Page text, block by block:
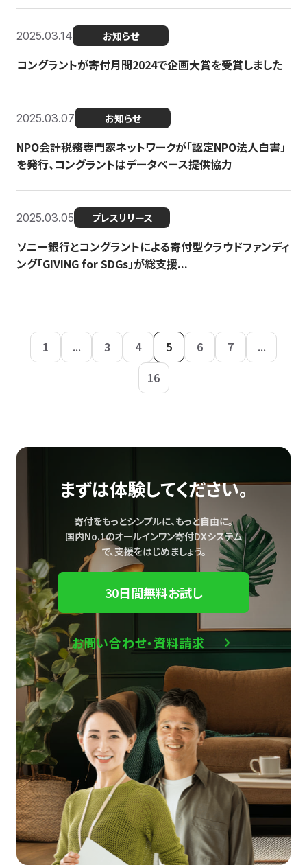
2025.03.14 お知らせ
コングラントが寄付月間2024で企画大賞を受賞しました
2025.03.07 お知らせ
NPO会計税務専門家ネットワークが「認定NPO法人白書」
を発行、コングラントはデータベース提供協力
2025.03.05 プレスリリース
ソニー銀行とコングラントによる寄付型クラウドファンディ
ング「GIVING for SDGs」が総支援...
1 ... 3 4 5 6 7
...
16
まずは体験してください。
寄付をもっとシンプルに、もっと自由に。
国内No.1のオールインワン寄付DXシステム
で、支援をはじめましょう。
30日間無料お試し
お問い合わせ・資料請求